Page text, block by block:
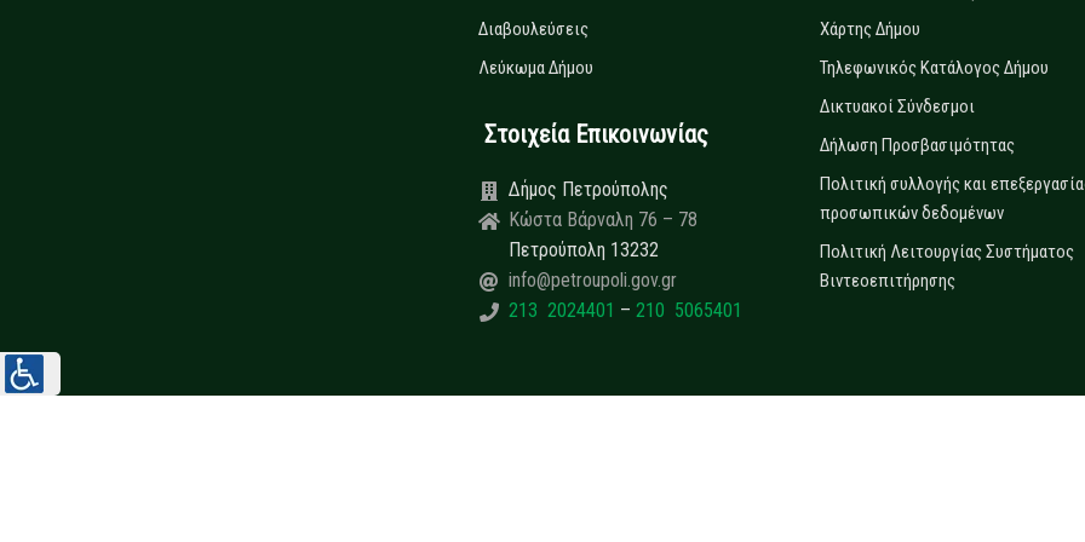
Διαβουλεύσεις
Λεύκωμα Δήμου
Στοιχεία Επικοινωνίας
Δήμος Πετρούπολης
Κώστα Βάρναλη 76 – 78
Πετρούπολη 13232
info@petroupoli.gov.gr
213 2024401 – 210 5065401
Χάρτης Δήμου
Τηλεφωνικός Κατάλογος Δήμου
Δικτυακοί Σύνδεσμοι
Δήλωση Προσβασιμότητας
Πολιτική συλλογής και
προσωπικών δεδομένων
Πολιτική Λειτουργίας Συστήματος
Βιντεοεπιτήρησης